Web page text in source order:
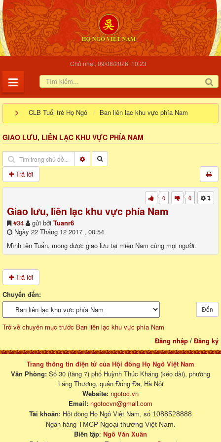
Chủ nhật, 09/08/2026, 10:23
CLB Tuổi trẻ Họ Ngô Ban liên lạc khu vực phía Nam
GIAO LƯU, LIÊN LẠC KHU VỰC PHÍA NAM
Trả lời
0 0
Giao lưu, liên lạc khu vực phía Nam
#34 gửi bởi Tuanr6
Ngày 22 Tháng 12 2017 , 00:54
Mình tên Tuấn, mong được giao lưu tại miền Nam cùng mọi người.
Trả lời
Chuyển đến:
Đến
Trở về chuyên mục trước Ban liên lạc khu vực phía Nam
Đăng nhập / Đăng ký
Trang thông tin điện tử của Hội đồng Họ Ngô Việt Nam
Văn Phòng: Số 30 (tầng 7) phố Huỳnh Thúc Kháng (kéo dài), phường
Láng Thượng, quận Đống Đa, Hà Nội
Website: ngotoc.vn
Email: ngotocvn@gmail.com
Tài khoản: Hội đồng Họ Ngô Việt Nam, số 1088528888
Ngân hàng TMCP Ngoại thương Việt Nam.
Biên tập: Ngô Văn Xuân